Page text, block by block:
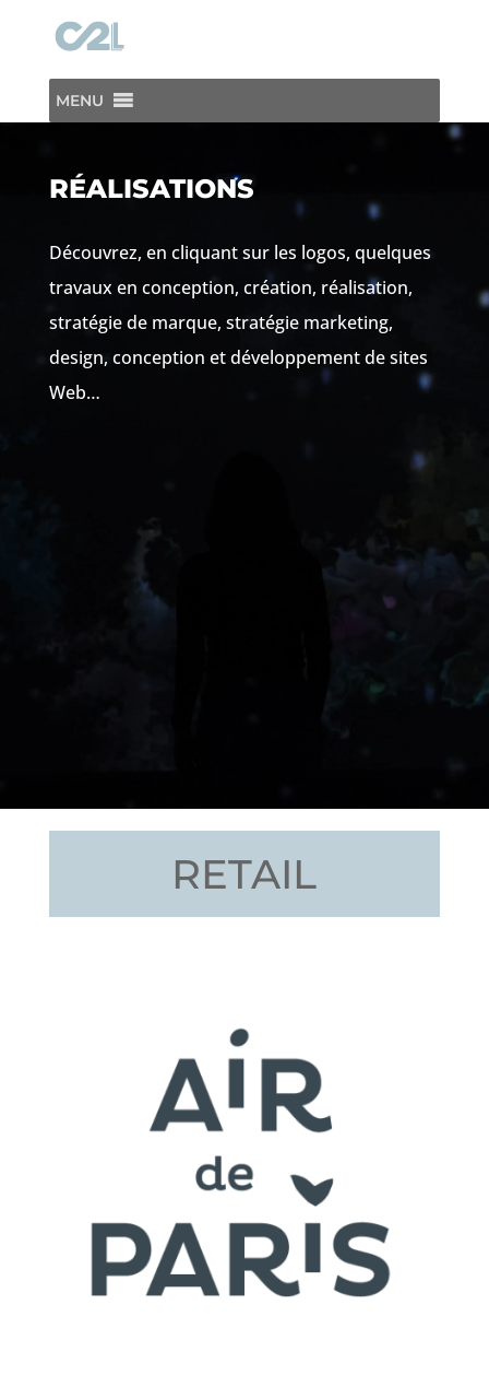
MENU
Lecteur
RÉALISATIONS
Découvrez, en cliquant sur les logos, quelques
travaux en conception, création, réalisation,
stratégie de marque, stratégie marketing,
design, conception et développement de sites
Web…
RETAIL